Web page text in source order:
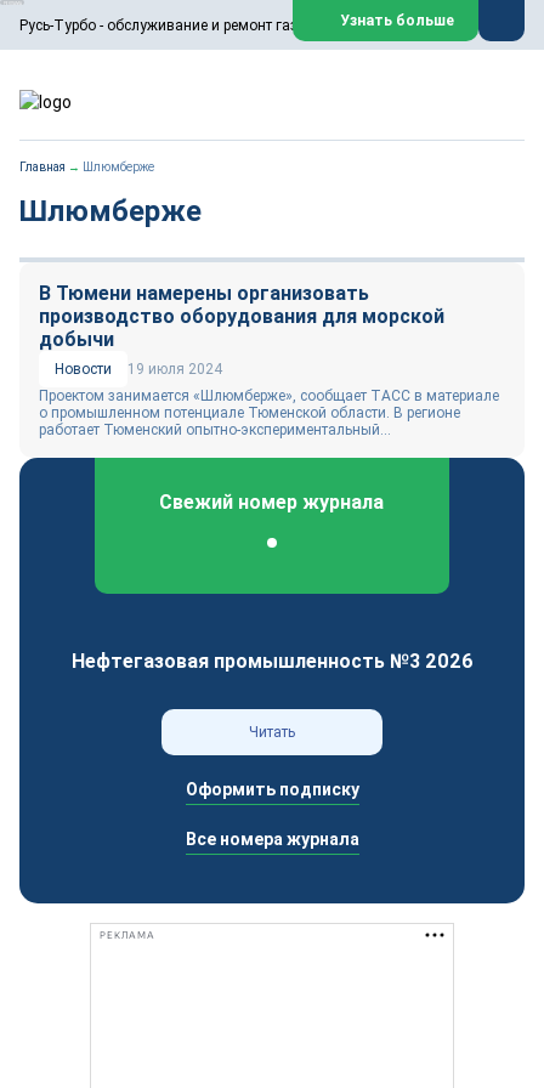
Русь-Турбо - обслуживание и ремонт газовых паровых турбин
ООО «Русь-Турбо» занимается сервисом газовых и паровых
турбин, комплексным ремонтом, восстановлением,
техническим обслуживанием оборудования ТЭС,
работают на нефтегазовых, нефтехимических,
металлургических и других предприятиях.
Реклама. ООО «Русь-Турбо», ИНН 7802588950
Перейти на сайт
Узнать больше
Главная → Шлюмберже
Шлюмберже
В Тюмени намерены организовать
производство оборудования для морской
добычи
Новости
19 июля 2024
Проектом занимается «Шлюмберже», сообщает ТАСС в материале
о промышленном потенциале Тюменской области. В регионе
работает Тюменский опытно-экспериментальный...
Свежий номер журнала
Нефтегазовая промышленность №3 2026
Читать
Оформить подписку
Все номера журнала
РЕКЛАМА